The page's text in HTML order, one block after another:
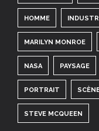
HOMME
MARILYN MONROE
NASA PAYSAGE
PORTRAIT
STEVE MCQUEEN